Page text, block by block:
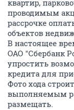
квартир,
проводимым
рассрочке
объектов
В настоящее
ОАО "Сбербанк
упростить
кредита для
Фото хода
выполняемым
размещать.